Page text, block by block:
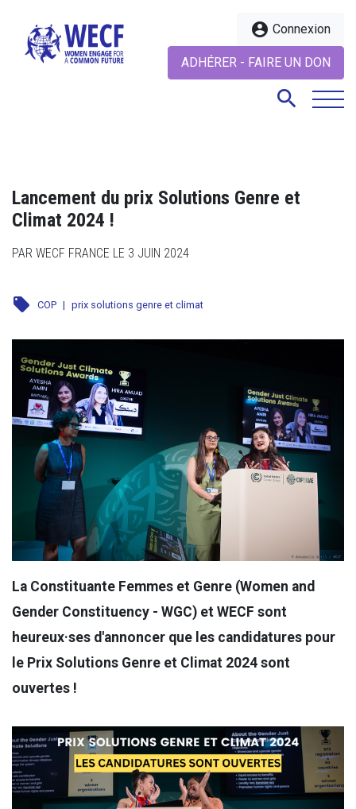
account_circle Connexion
ADHÉRER - FAIRE UN DON
search
Lancement du prix Solutions Genre et
Climat 2024 !
PAR WECF FRANCE LE 3 JUIN 2024
local_offer COP | prix solutions genre et climat
La Constituante Femmes et Genre (Women and
Gender Constituency - WGC) et WECF sont
heureux·ses d'annoncer que les candidatures pour
le Prix Solutions Genre et Climat 2024 sont
ouvertes !